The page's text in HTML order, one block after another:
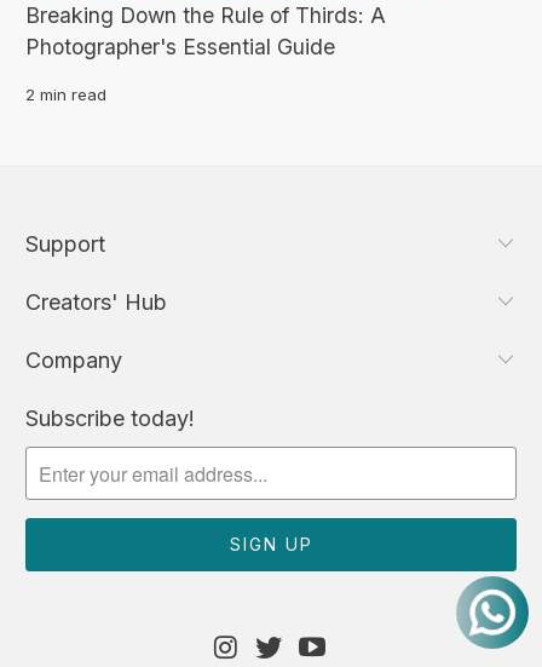
Breaking Down the Rule of Thirds: A
Photographer's Essential Guide
2 min read
Support
Creators' Hub
Company
Subscribe today!